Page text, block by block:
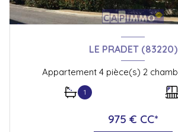
LE PRADET (83220)
1
975 € CC*